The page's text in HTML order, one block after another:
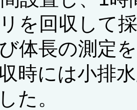
を回収して
体長の測定
時には小排
た。